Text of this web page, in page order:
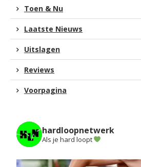
Toen & Nu
Laatste Nieuws
Uitslagen
Reviews
Voorpagina
hardloopnetwerk
Als je hard loopt